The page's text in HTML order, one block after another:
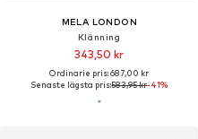
MELA LONDON
Klänning
343,50 kr
Ordinarie pris: 687,00 kr
Senaste lägsta pris:583,95 kr-41%